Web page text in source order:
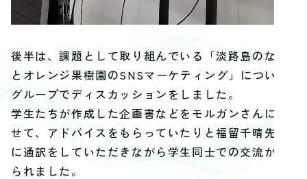
後半は、課題として取り組んでいる「淡路島のなる
とオレンジ果樹園のSNSマーケティング」について
グループでディスカッションをしました。
学生たちが作成した企画書などをモルガンさんに見
せて、アドバイスをもらっていたりと福留千晴先生
に通訳をしていただきながら学生同士での交流が見
られました。